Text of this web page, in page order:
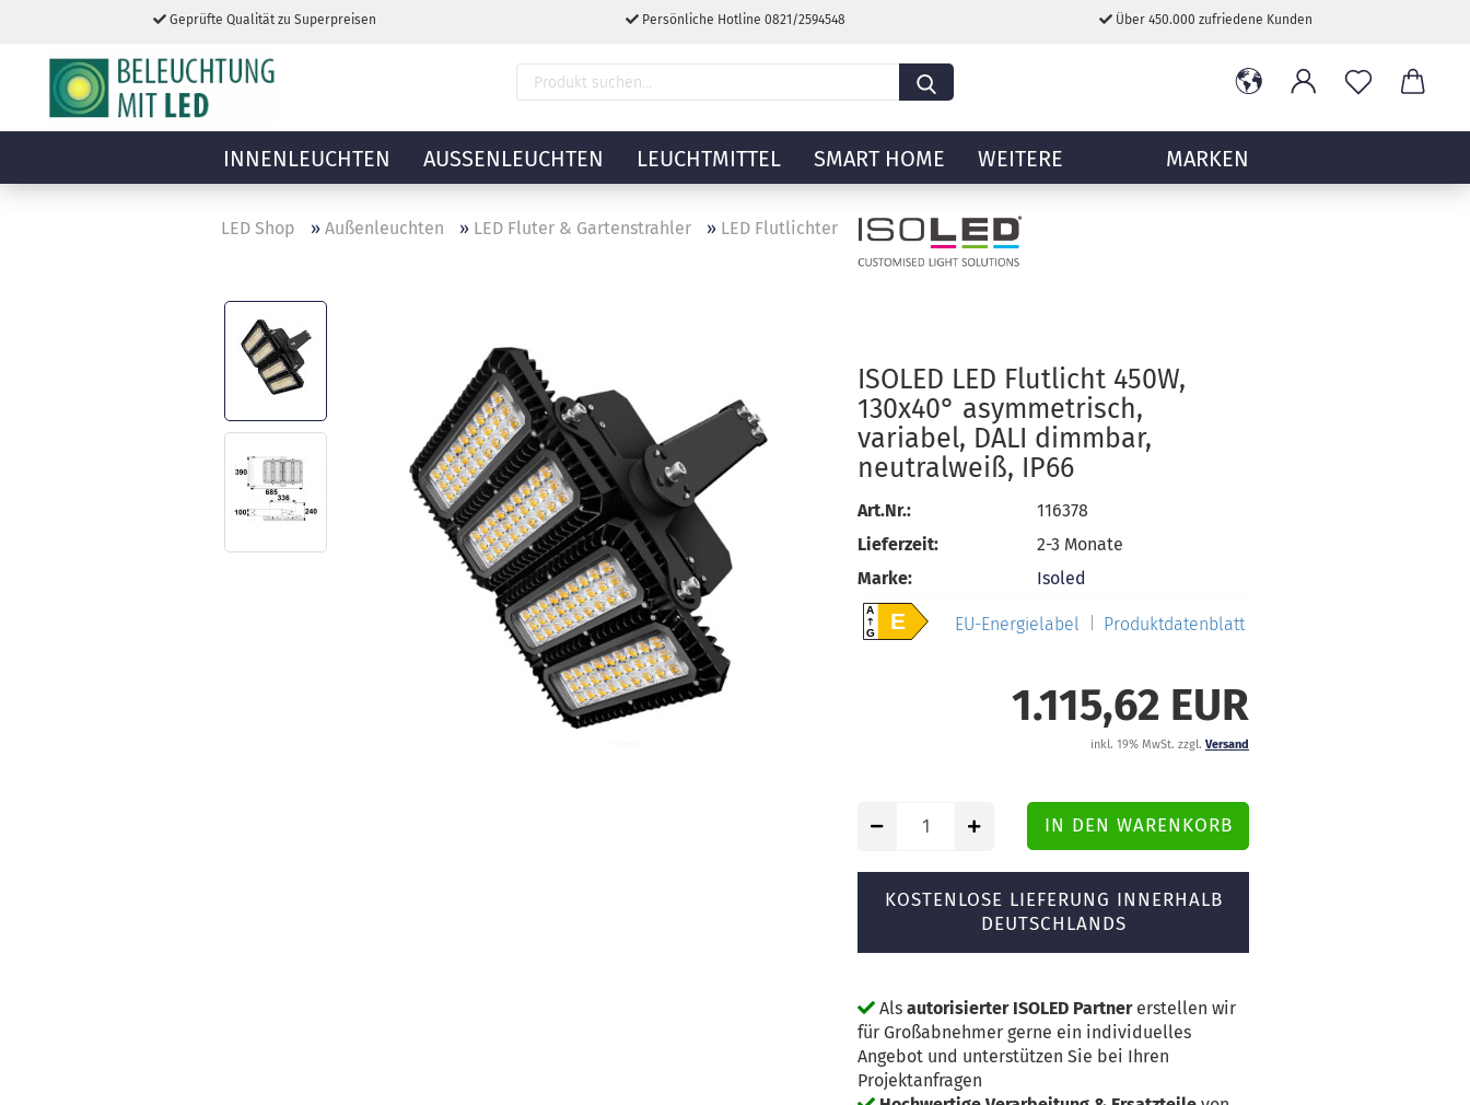
Geprüfte Qualität zu Superpreisen Persönliche Hotline 0821/2594548 Über 450.000 zufriedene Kunden
INNENLEUCHTEN AUSSENLEUCHTEN LEUCHTMITTEL SMART HOME MARKEN
WEITERE
LED Shop » Außenleuchten » LED Fluter & Gartenstrahler » LED Flutlichter
ISOLED LED Flutlicht 450W,
130x40° asymmetrisch,
variabel, DALI dimmbar,
neutralweiß, IP66
Art.Nr.:
116378
Lieferzeit:
2-3 Monate
Marke:
Isoled
A
GE EU-Energielabel Produktdatenblatt
1.115,62 EUR
inkl. 19% MwSt. zzgl. Versand
KOSTENLOSE LIEFERUNG INNERHALB
DEUTSCHLANDS
Als autorisierter ISOLED Partnererstellen wir
für Großabnehmer gerne ein individuelles
Angebot und unterstützen Sie bei Ihren
Projektanfragen